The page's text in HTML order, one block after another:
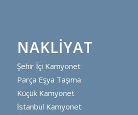
NAKLIYAT
Şehir İçi Kamyonet
Parça Eşya Taşıma
Küçük Kamyonet
İstanbul Kamyonet